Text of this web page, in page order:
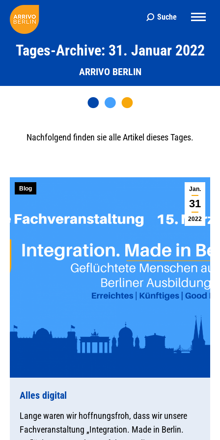
Search:
Suche
Tages-Archive: 31. Januar 2022
ARRIVO BERLIN
Nachfolgend finden sie alle Artikel dieses Tages.
Jan.
31
2022
Blog
Alles digital
Lange waren wir hoffnungsfroh, dass wir unsere
Fachveranstaltung „Integration. Made in Berlin.